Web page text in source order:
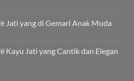
Jati yang di Gemari Anak Muda
Kayu Jati yang Cantik dan Elegan